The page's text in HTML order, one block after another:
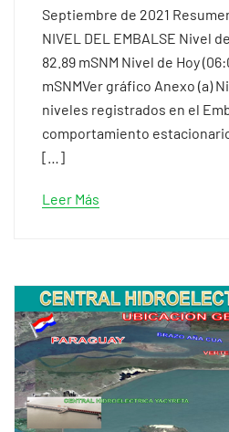
Septiembre de 2021
NIVEL DEL EMBALSE Nivel
82.89 mSNM Nivel de Hoy
mSNMVer gráfico Anexo (a)
niveles registrados en el
comportamiento
[…]
Leer Más